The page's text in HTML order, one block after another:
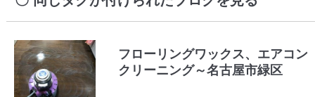
フローリングワックス、エアコン
クリーニング～名古屋市緑区